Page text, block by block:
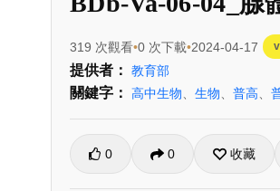
319 次觀看 0 次下載 2024-04-17
提供者： 教育部
關鍵字： 高中生物 生物 普高
0 0 收藏